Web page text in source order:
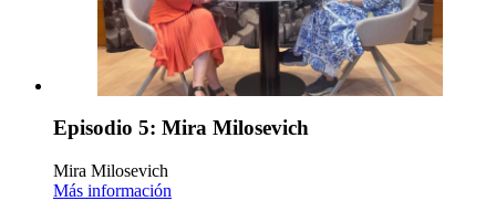
Episodio 5: Mira Milosevich
Mira Milosevich
Más información